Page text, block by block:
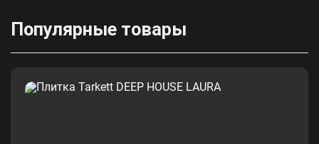
Популярные товары